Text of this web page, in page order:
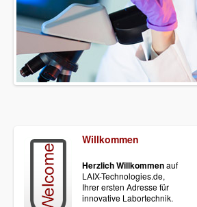
Willkommen
Herzlich Willkommenauf
LAIX-Technologies.de,
Ihrer ersten Adresse für
innovative Labortechnik.